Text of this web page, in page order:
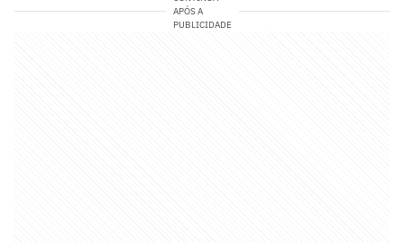
APÓS A
PUBLICIDADE